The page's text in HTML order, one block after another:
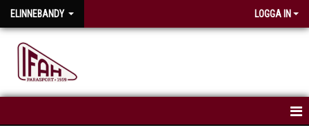
ELINNEBANDY LOGGA IN